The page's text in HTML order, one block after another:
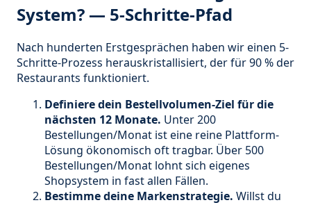
System? — 5-Schritte-Pfad
Nach hunderten Erstgesprächen haben wir einen 5-
Schritte-Prozess herauskristallisiert, der für 90 % der
Restaurants funktioniert.
Definiere dein Bestellvolumen-Ziel für die
nächsten 12 Monate. Unter 200
Bestellungen/Monat ist eine reine Plattform-
Lösung ökonomisch oft tragbar. Über 500
Bestellungen/Monat lohnt sich eigenes
Shopsystem in fast allen Fällen.
Bestimme deine Markenstrategie. Willst du